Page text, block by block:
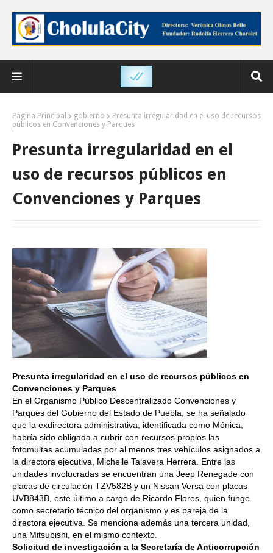
Página Principal gobierno
Presunta irregularidad en el uso de recursos
públicos en Convenciones y Parques
Presunta irregularidad en el
uso de recursos públicos en
Convenciones y Parques
Presunta irregularidad en el uso de recursos públicos en
Convenciones y Parques
En el Organismo Público Descentralizado Convenciones y
Parques del Gobierno del Estado de Puebla, se ha señalado
que la exdirectora administrativa, identificada como Mónica,
habría sido obligada a cubrir con recursos propios las
fotomultas acumuladas por al menos tres vehículos asignados a
la directora ejecutiva, Michelle Talavera Herrera. Entre las
unidades involucradas se encuentran una Jeep Renegade con
placas de circulación TZV582B y un Nissan Versa con placas
UVB843B, este último a cargo de Ricardo Flores, quien funge
como secretario técnico del organismo y es pareja de la
directora ejecutiva. Se menciona además una tercera unidad,
una Mitsubishi, en el mismo contexto.
Solicitud de investigación a la Secretaría de Anticorrupción